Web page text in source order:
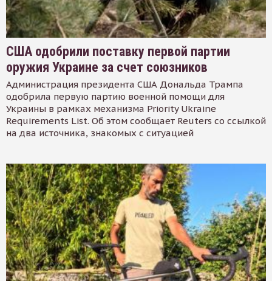
США одобрили поставку первой партии
оружия Украине за счет союзников
Администрация президента США Дональда Трампа
одобрила первую партию военной помощи для
Украины в рамках механизма Priority Ukraine
Requirements List. Об этом сообщает Reuters со ссылкой
на два источника, знакомых с ситуацией